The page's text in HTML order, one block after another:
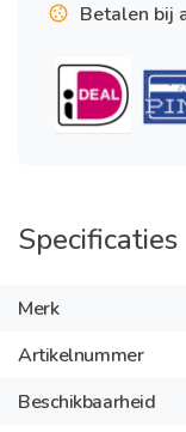
Betalen bij
Specificaties
Merk
Artikelnummer
Beschikbaarheid